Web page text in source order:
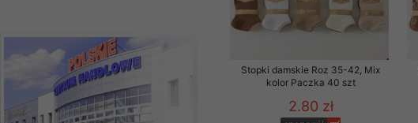
Stopki damskie Roz 35-42, Mix
kolor Paczka 40 szt
2.80 zł